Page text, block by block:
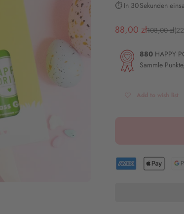
⏱️ In 30 Sekunden
Angebot
88,00 złRegulärer
108,00 zł
880 HAPPY
Sammle